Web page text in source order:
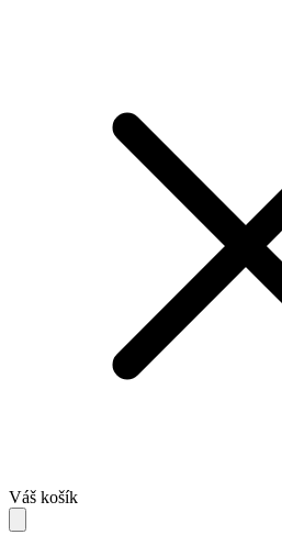
Skip
to
navigation
Skip
to
content
Váš košík